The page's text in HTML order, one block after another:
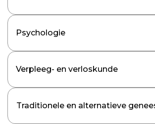
Psychologie
Verpleeg- en verloskunde
Traditionele en alternatieve